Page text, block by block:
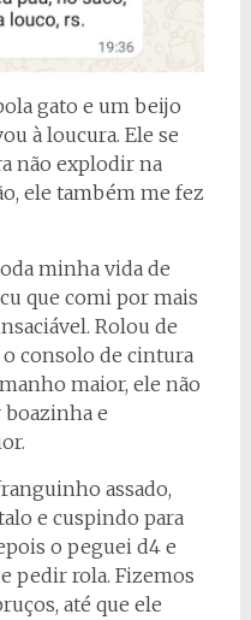
gato e um beijo
à loucura. Ele se
não explodir na
ele também me fez
minha vida de
que comi por mais
Rolou de
consolo de cintura
maior, ele não
boazinha e
assado,
e cuspindo para
o peguei d4 e
pedir rola. Fizemos
até que ele